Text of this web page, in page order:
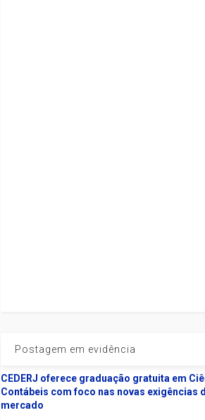
Postagem em evidência
CEDERJ oferece graduação gratuita em
Contábeis com foco nas novas exigências
mercado